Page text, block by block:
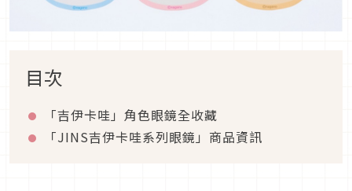
目次
「吉伊卡哇」角色眼鏡全收藏
「JINS吉伊卡哇系列眼鏡」商品資訊